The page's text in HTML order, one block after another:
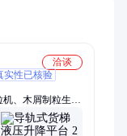
洽谈
实性已核验
、木屑制粒生产
物饲料生产线、
线、饲料粉碎